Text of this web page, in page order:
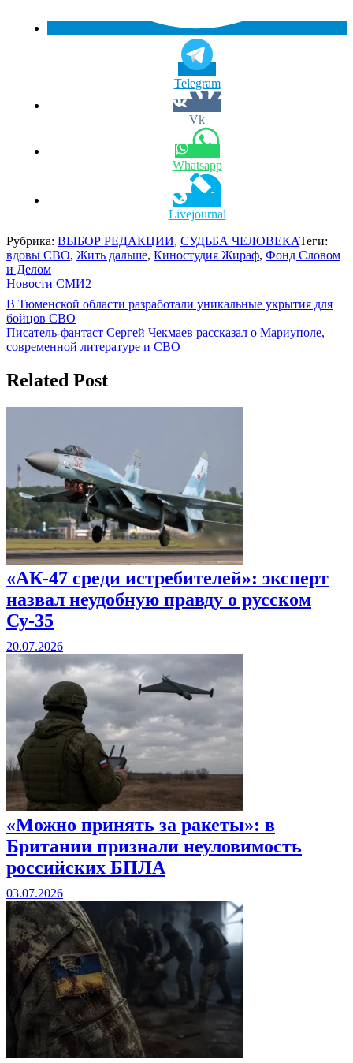
Telegram
Vk
Whatsapp
Livejournal
Рубрика: ВЫБОР РЕДАКЦИИ, СУДЬБА ЧЕЛОВЕКАТеги:
вдовы СВО, Жить дальше, Киностудия Жираф, Фонд Словом
и Делом
Новости СМИ2
Навигация
по
записям
В Тюменской области разработали уникальные укрытия для
бойцов СВО
Писатель-фантаст Сергей Чекмаев рассказал о Мариуполе,
современной литературе и СВО
Related Post
«АК-47 среди истребителей»: эксперт
назвал неудобную правду о русском
Су-35
20.07.2026
«Можно принять за ракеты»: в
Британии признали неуловимость
российских БПЛА
03.07.2026